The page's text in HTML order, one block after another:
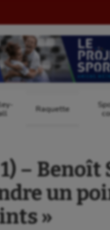
Raquette
–
un
»